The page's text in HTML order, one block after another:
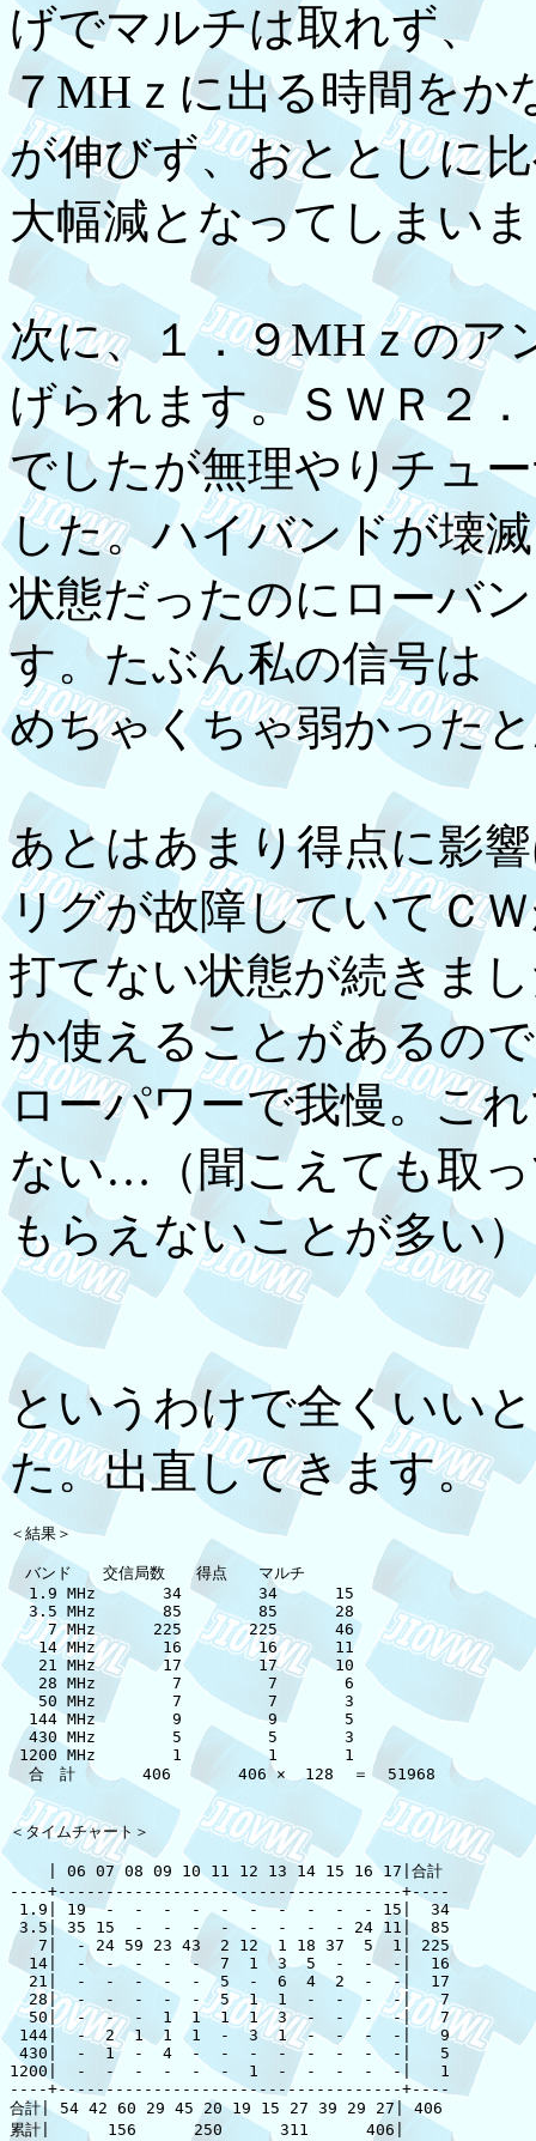
げでマルチは取れず、
７MHｚに出る時間をか
が伸びず、おととしに
大幅減となってしまい
次に、１．９MHｚのア
げられます。ＳＷＲ２
でしたが無理やりチュ
した。ハイバンドが壊滅
状態だったのにローバ
す。たぶん私の信号は
めちゃくちゃ弱かった
あとはあまり得点に影
リグが故障していてＣ
打てない状態が続きま
か使えることがあるので
ローパワーで我慢。こ
ない…（聞こえても取
もらえないことが多い
というわけで全くいい
た。出直してきます。
＜結果＞
バンド　　交信局数　　得点　　マルチ
  1.9 MHz       34        34      15
  3.5 MHz       85        85      28
    7 MHz      225       225      46
   14 MHz       16        16      11
   21 MHz       17        17      10
   28 MHz        7         7       6
   50 MHz        7         7       3
  144 MHz        9         9       5
  430 MHz        5         5       3
1200 MHz        1         1       1
  合　計       406       406 ×  128  ＝  51968
＜タイムチャート＞
    | 06 07 08 09 10 11 12 13 14 15 16 17|合計
----+------------------------------------+----
1.9| 19  -  -  -  -  -  -  -  -  -  - 15|  34
3.5| 35 15  -  -  -  -  -  -  -  - 24 11|  85
   7|  - 24 59 23 43  2 12  1 18 37  5  1| 225
  14|  -  -  -  -  -  7  1  3  5  -  -  -|  16
  21|  -  -  -  -  -  5  -  6  4  2  -  -|  17
  28|  -  -  -  -  -  5  1  1  -  -  -  -|   7
  50|  -  -  -  1  1  1  1  3  -  -  -  -|   7
144|  -  2  1  1  1  -  3  1  -  -  -  -|   9
430|  -  1  -  4  -  -  -  -  -  -  -  -|   5
1200|  -  -  -  -  -  -  1  -  -  -  -  -|   1
----+------------------------------------+----
合計| 54 42 60 29 45 20 19 15 27 39 29 27| 406
累計|      156      250      311      406|